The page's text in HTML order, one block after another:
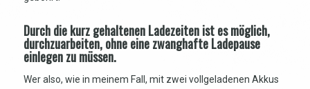
Durch die kurz gehaltenen Ladezeiten ist es möglich,
durchzuarbeiten, ohne eine zwanghafte Ladepause
einlegen zu müssen.
Wer also, wie in meinem Fall, mit zwei vollgeladenen Akkus